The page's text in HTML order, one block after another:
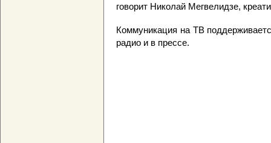
говорит Николай Мегвелидзе,
Коммуникация на ТВ
радио и в прессе.